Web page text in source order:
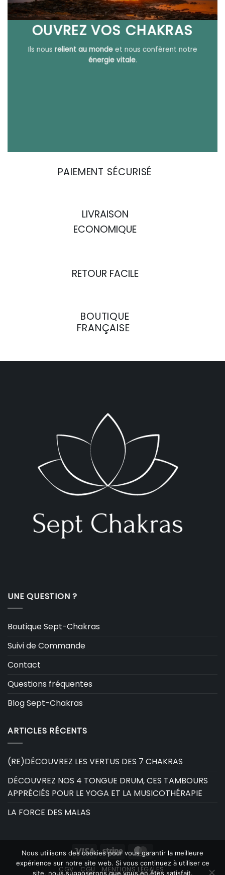
OUVREZ VOS CHAKRAS
Ils nous relient au mondeet nous confèrent notre
énergie vitale.
PAIEMENT SÉCURISÉ
LIVRAISON
ECONOMIQUE
RETOUR FACILE
BOUTIQUE
FRANÇAISE
UNE QUESTION ?
Boutique Sept-Chakras
Suivi de Commande
Contact
Questions fréquentes
Blog Sept-Chakras
ARTICLES RÉCENTS
(RE)DÉCOUVREZ LES VERTUS DES 7 CHAKRAS
DÉCOUVREZ NOS 4 TONGUE DRUM, CES TAMBOURS
APPRÉCIÉS POUR LE YOGA ET LA MUSICOTHÉRAPIE
LA FORCE DES MALAS
Visa Stripe MasterCard
CGV CGU
MENTIONS LÉGALES
Nous utilisons des cookies pour vous garantir la meilleure
expérience sur notre site web. Si vous continuez à utiliser ce
site, nous supposerons que vous en êtes satisfait.